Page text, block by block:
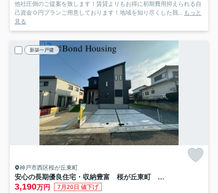
他社圧倒のご提案を致します！賃貸よりもお得に初期費用抑えられる自
己資金０円プランご用意しております！地域を知り尽くした我... もっと
見る
新築一戸建
神戸市西区桜が丘東町
安心の長期優良住宅・収納豊富 桜が丘東町 限定1棟
3,190万円 7月20日 値下げ